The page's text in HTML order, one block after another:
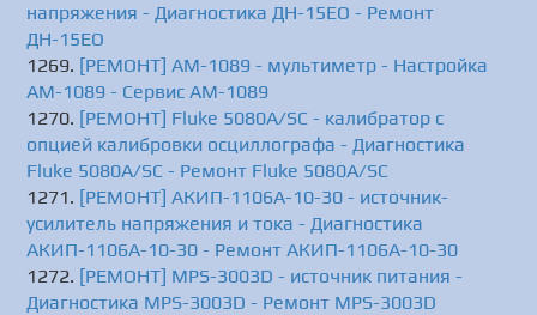
напряжения - Диагностика ДН-15ЕО - Ремонт
ДН-15ЕО
[РЕМОНТ] АМ-1089 - мультиметр - Настройка
АМ-1089 - Сервис АМ-1089
[РЕМОНТ] Fluke 5080A/SC - калибратор с
опцией калибровки осциллографа - Диагностика
Fluke 5080A/SC - Ремонт Fluke 5080A/SC
[РЕМОНТ] АКИП-1106A-10-30 - источник-
усилитель напряжения и тока - Диагностика
АКИП-1106A-10-30 - Ремонт АКИП-1106A-10-30
[РЕМОНТ] MPS-3003D - источник питания -
Диагностика MPS-3003D - Ремонт MPS-3003D